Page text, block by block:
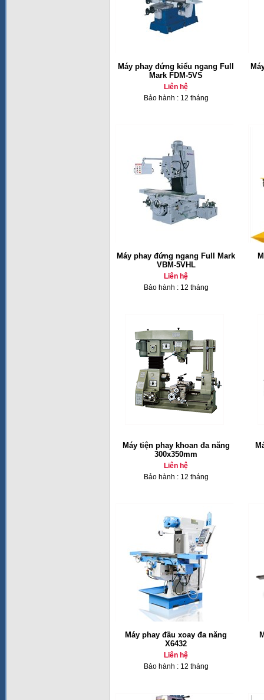
Máy phay đứng kiểu ngang Full
Mark FDM-5VS
Liên hệ
Bảo hành : 12 tháng
Máy phay đứng ngang Full Mark
VBM-5VHL
Liên hệ
Bảo hành : 12 tháng
Máy tiện phay khoan đa năng
300x350mm
Liên hệ
Bảo hành : 12 tháng
Máy phay đầu xoay đa năng
X6432
Liên hệ
Bảo hành : 12 tháng